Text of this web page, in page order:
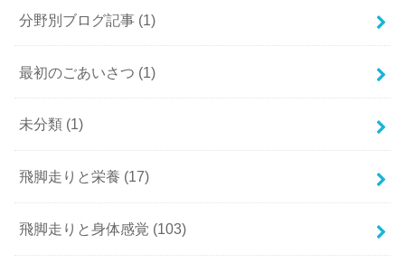
分野別ブログ記事 (1)
最初のごあいさつ (1)
未分類 (1)
飛脚走りと栄養 (17)
飛脚走りと身体感覚 (103)